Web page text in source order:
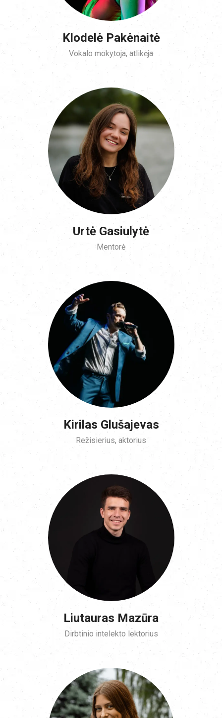
Klodelė Pakėnaitė
Vokalo mokytoja, atlikėja
Urtė Gasiulytė
Mentorė
Kirilas Glušajevas
Režisierius, aktorius
Liutauras Mazūra
Dirbtinio intelekto lektorius